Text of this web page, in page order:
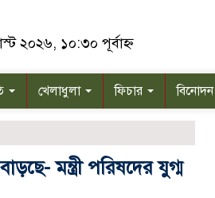
২০২৬, ১০:৩০ পূর্বাহ্ন
খেলাধুলা ফিচার বিনোদন
মন্ত্রী পরিষদের যুগ্ম